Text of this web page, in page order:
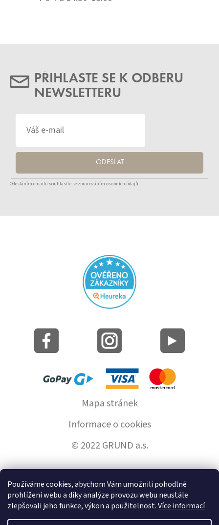
Používáme cookies, abychom Vám umožnili pohodlné
prohlížení webu a díky analýze provozu webu neustále
zlepšovali jeho funkce, výkon a použitelnost.Více informací
PŘIHLASTE SE K ODBĚRU
NEWSLETTERU
ODESLAT
Odesláním emailu souhlasíte se zpracováním osobních údajů.
Mapa stránek
Informace o cookies
© 2022 GRUND a.s.
Vytvořil Shoptet